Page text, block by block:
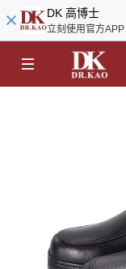
DK 高博士
立刻使用官方APP